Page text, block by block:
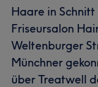
Haare in
Friseursalon
Weltenburger
Münchner
über Treatwell